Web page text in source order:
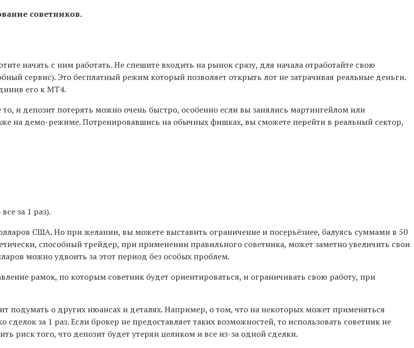
советников.
начать с ним работать. Не спешите входить на рынок сразу, для начала отработайте свою
сервис). Это бесплатный режим который позволяет открыть лот не затрачивая реальные деньги.
его к МТ4.
и депозит потерять можно очень быстро, особенно если вы занялись мартингейлом или
на демо-режиме. Потренировавшись на обычных фишках, вы сможете перейти в реальный сектор,
за 1 раз).
США. Но при желании, вы можете выставить ограничение и посерьёзнее, балуясь суммами в 50
способный трейдер, при применении правильного советника, может заметно увеличить свои
можно удвоить за этот период без особых проблем.
рамок, по которым советник будет ориентироваться, и ограничивать свою работу, при
подумать о других нюансах и деталях. Например, о том, что на некоторых может применяться
за 1 раз. Если брокер не предоставляет таких возможностей, то использовать советник не
риск того, что депозит будет утерян целиком и все из-за одной сделки.